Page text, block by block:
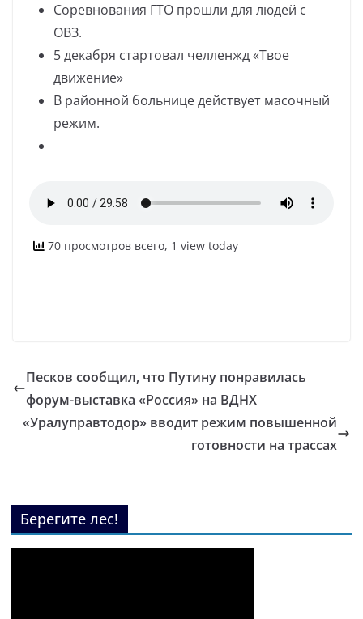
Соревнования ГТО прошли для людей с
ОВЗ.
5 декабря стартовал челленжд «Твое
движение»
В районной больнице действует масочный
режим.
70 просмотров всего, 1 view today
Песков сообщил, что Путину понравилась
форум-выставка «Россия» на ВДНХ
«Уралуправтодор» вводит режим повышенной
готовности на трассах
Берегите лес!